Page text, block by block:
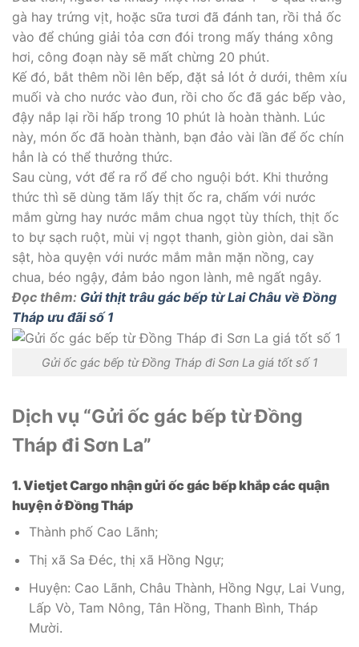
gà hay trứng vịt, hoặc sữa tươi đã đánh tan, rồi thả ốc
vào để chúng giải tỏa cơn đói trong mấy tháng xông
hơi, công đoạn này sẽ mất chừng 20 phút.
Kế đó, bắt thêm nồi lên bếp, đặt sả lót ở dưới, thêm xíu
muối và cho nước vào đun, rồi cho ốc đã gác bếp vào,
đậy nắp lại rồi hấp trong 10 phút là hoàn thành. Lúc
này, món ốc đã hoàn thành, bạn đảo vài lần để ốc chín
hẳn là có thể thưởng thức.
Sau cùng, vớt để ra rổ để cho nguội bớt. Khi thưởng
thức thì sẽ dùng tăm lấy thịt ốc ra, chấm với nước
mắm gừng hay nước mắm chua ngọt tùy thích, thịt ốc
to bự sạch ruột, mùi vị ngọt thanh, giòn giòn, dai sần
sật, hòa quyện với nước mắm mằn mặn nồng, cay
chua, béo ngậy, đảm bảo ngon lành, mê ngất ngây.
Đọc thêm: Gửi thịt trâu gác bếp từ Lai Châu về Đồng
Tháp ưu đãi số 1
Gửi ốc gác bếp từ Đồng Tháp đi Sơn La giá tốt số 1
Dịch vụ “Gửi ốc gác bếp từ Đồng
Tháp đi Sơn La”
1. Vietjet Cargo nhận gửi ốc gác bếp khắp các quận
huyện ở Đồng Tháp
Thành phố Cao Lãnh;
Thị xã Sa Đéc, thị xã Hồng Ngự;
Huyện: Cao Lãnh, Châu Thành, Hồng Ngự, Lai Vung,
Lấp Vò, Tam Nông, Tân Hồng, Thanh Bình, Tháp
Mười.